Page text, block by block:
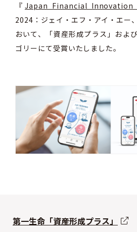
『 Japan Financial Innovation
2024：ジェイ・エフ・アイ・エー
おいて、「資産形成プラス」およ
ゴリーにて受賞いたしました。
第一生命「資産形成プラス」